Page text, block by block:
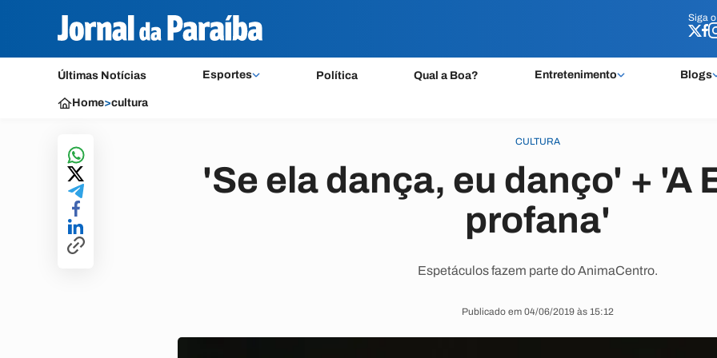
Siga o
Últimas Notícias Esportes Política Qual a Boa? Entretenimento Blogs
Siga o
Home>cultura
CULTURA
'Se ela dança, eu danço' + 'A
profana'
Espetáculos fazem parte do AnimaCentro.
Publicado em 04/06/2019 às 15:12